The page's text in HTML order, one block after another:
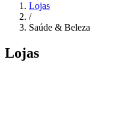
Lojas
/
Saúde & Beleza
Lojas